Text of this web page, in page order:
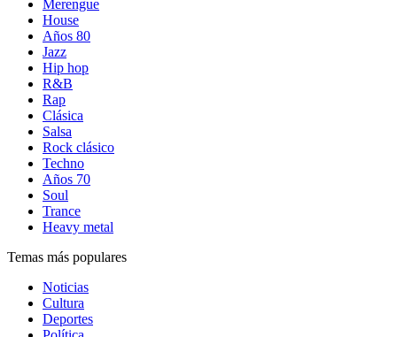
Merengue
House
Años 80
Jazz
Hip hop
R&B
Rap
Clásica
Salsa
Rock clásico
Techno
Años 70
Soul
Trance
Heavy metal
Temas más populares
Noticias
Cultura
Deportes